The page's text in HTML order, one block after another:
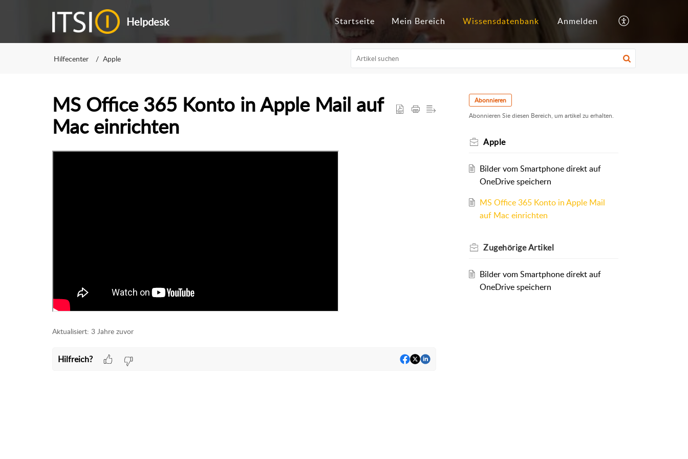
Helpdesk Startseite Mein Bereich Wissensdatenbank Anmelden
Hilfecenter Apple
MS Office 365 Konto in Apple Mail auf
Mac einrichten
Aktualisiert: 3 Jahre zuvor
Hilfreich?
Abonnieren
Abonnieren Sie diesen Bereich, um artikel zu erhalten.
Apple
Bilder vom Smartphone direkt auf
OneDrive speichern
MS Office 365 Konto in Apple Mail
auf Mac einrichten
ZugehörigeArtikel
Bilder vom Smartphone direkt auf
OneDrive speichern